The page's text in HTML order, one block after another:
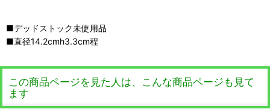
■デッドストック未使用品
■直径14.2cmh3.3cm程
この商品ページを見た人は、こんな商品ページも見て
ます